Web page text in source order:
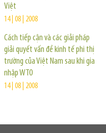
Việt
14 | 08 | 2008
Cách tiếp cận và các giải pháp
giải quyết vấn đề kinh tế phi thị
trường của Việt Nam sau khi gia
nhập WTO
14 | 08 | 2008